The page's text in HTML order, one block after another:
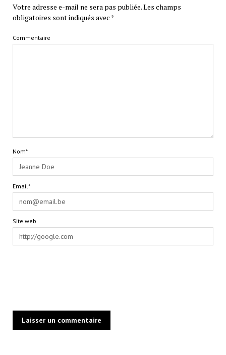
Votre adresse e-mail ne sera pas publiée.Les champs
obligatoires sont indiqués avec *
Commentaire
Nom*
Email*
Site web